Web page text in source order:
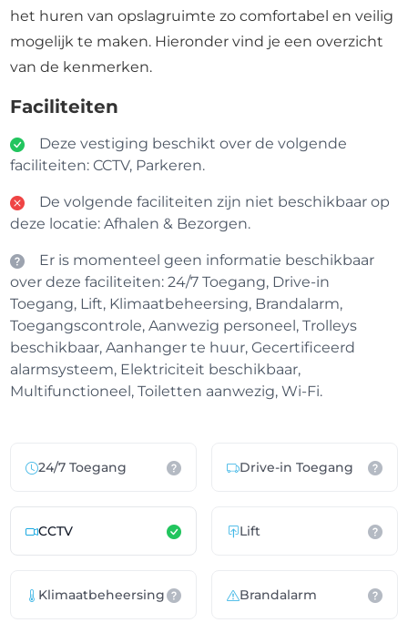
het huren van opslagruimte zo comfortabel en veilig
mogelijk te maken. Hieronder vind je een overzicht
van de kenmerken.
Faciliteiten
Deze vestiging beschikt over de volgende
faciliteiten: CCTV, Parkeren.
De volgende faciliteiten zijn niet beschikbaar op
deze locatie: Afhalen & Bezorgen.
Er is momenteel geen informatie beschikbaar
over deze faciliteiten: 24/7 Toegang, Drive-in
Toegang, Lift, Klimaatbeheersing, Brandalarm,
Toegangscontrole, Aanwezig personeel, Trolleys
beschikbaar, Aanhanger te huur, Gecertificeerd
alarmsysteem, Elektriciteit beschikbaar,
Multifunctioneel, Toiletten aanwezig, Wi-Fi.
24/7 Toegang Drive-in Toegang
CCTV Lift
Klimaatbeheersing Brandalarm